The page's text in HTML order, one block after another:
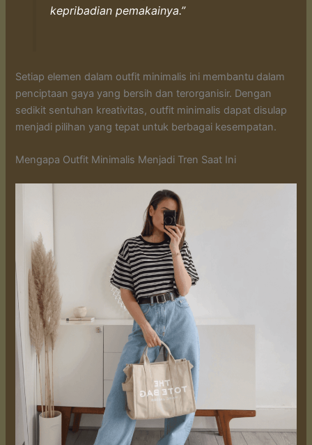
kepribadian pemakainya.”
Setiap elemen dalam outfit minimalis ini membantu dalam
penciptaan gaya yang bersih dan terorganisir. Dengan
sedikit sentuhan kreativitas, outfit minimalis dapat disulap
menjadi pilihan yang tepat untuk berbagai kesempatan.
Mengapa Outfit Minimalis Menjadi Tren Saat Ini